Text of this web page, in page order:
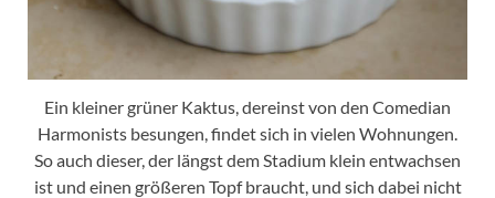
Ein kleiner grüner Kaktus, dereinst von den Comedian
Harmonists besungen, findet sich in vielen Wohnungen.
So auch dieser, der längst dem Stadium klein entwachsen
ist und einen größeren Topf braucht, und sich dabei nicht